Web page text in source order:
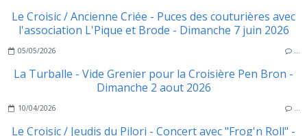
Le Croisic / Ancienne Criée - Puces des couturières avec
l'association L'Pique et Brode - Dimanche 7 juin 2026
05/05/2026 …
La Turballe - Vide Grenier pour la Croisière Pen Bron -
Dimanche 2 aout 2026
10/04/2026 …
Le Croisic / Jeudis du Pilori - Concert avec "Frog'n Roll" -